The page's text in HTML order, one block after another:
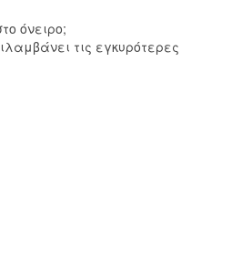
όνειρο;
τις εγκυρότερες